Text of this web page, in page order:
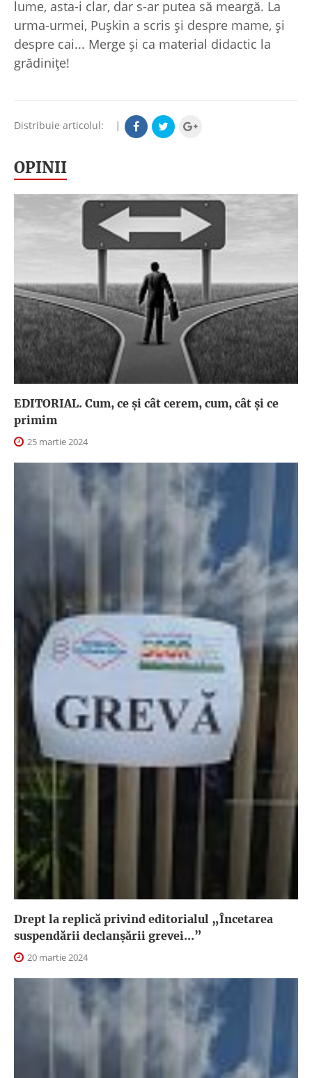
lume, asta-i clar, dar s-ar putea să meargă. La
urma-urmei, Puşkin a scris şi despre mame, şi
despre cai... Merge şi ca material didactic la
grădiniţe!
Distribuie articolul: |
OPINII
EDITORIAL. Cum, ce şi cât cerem, cum, cât şi ce
primim
25 martie 2024
Drept la replică privind editorialul „Încetarea
suspendării declanşării grevei...”
20 martie 2024